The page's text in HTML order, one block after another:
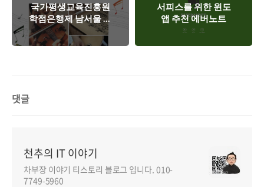
국가평생교육진흥원
학점은행제 남서울 정
미션콘서바토리
2013년 2학기 신입
서피스를 위한 윈도
앱 추천 에버노트
댓글
천추의 IT 이야기
차부장 이야기 티스토리 블로그 입니다. 010-
7749-5960